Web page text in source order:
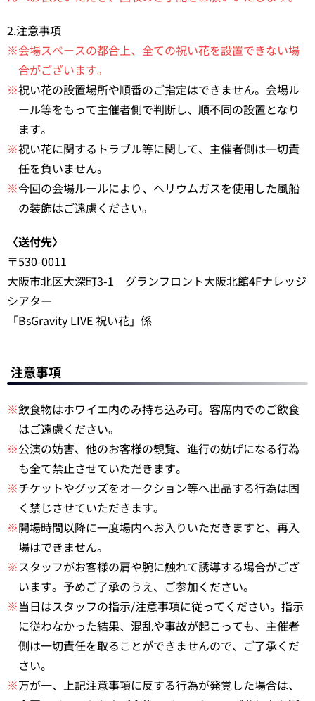
2.注意事項
※会場スペースの都合上、全ての祝い花を設置できない場
合がございます。
※祝い花の設置場所や順番のご指定はできません。会場ル
ール等をもって主催者側で判断し、順不同の設置となり
ます。
※祝い花に関するトラブル等に関して、主催者側は一切責
任を負いません。
※今回の会場ルールにより、ヘリウムガスを使用した風船
の装飾はご遠慮ください。
〈送付先〉
〒530-0011
大阪市北区大深町3-1 グランフロント大阪北館4Fナレッジ
シアター
「BsGravity LIVE 祝い花」係
注意事項
※飲食物はホワイエ内のみ持ち込み可。客席内でのご飲食
はご遠慮ください。
※公演の妨害、他のお客様の観覧、進行の妨げになる行為
も全て禁止させていただきます。
※チケットやグッズをオークション等へ出品する行為は固
く禁じさせていただきます。
※開場時間以降に一度場内へお入りいただきますと、再入
場はできません。
※スタッフがお客様の肩や腕に触れて誘導する場合がござ
います。予めご了承のうえ、ご参加ください。
※当日はスタッフの指示/注意事項に従ってください。指示
に従わなかった結果、混乱や事故が起こっても、主催者
側は一切責任を取ることができませんので、ご了承くだ
さい。
※万が一、上記注意事項に反する行為が発覚した場合は、